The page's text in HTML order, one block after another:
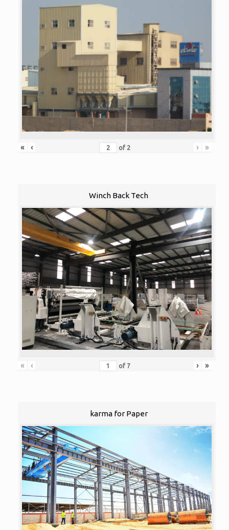
« ‹ of 2 › »
Winch Back Tech
« ‹ of 7 › »
karma for Paper